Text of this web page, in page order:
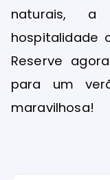
naturais,
hospitalidade
Reserve
para um
maravilhosa!